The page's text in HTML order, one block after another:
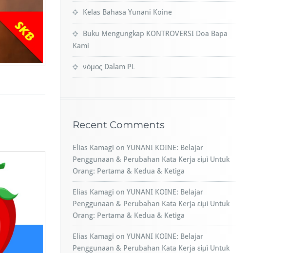
Kelas Bahasa Yunani Koine
Buku Mengungkap KONTROVERSI Doa Bapa
Kami
νόμος Dalam PL​
Recent Comments
Elias Kamagi on YUNANI KOINE: Belajar
Penggunaan & Perubahan Kata Kerja εἰμὶ Untuk
Orang: Pertama & Kedua & Ketiga
Elias Kamagi on YUNANI KOINE: Belajar
Penggunaan & Perubahan Kata Kerja εἰμὶ Untuk
Orang: Pertama & Kedua & Ketiga
Elias Kamagi on YUNANI KOINE: Belajar
Penggunaan & Perubahan Kata Kerja εἰμὶ Untuk